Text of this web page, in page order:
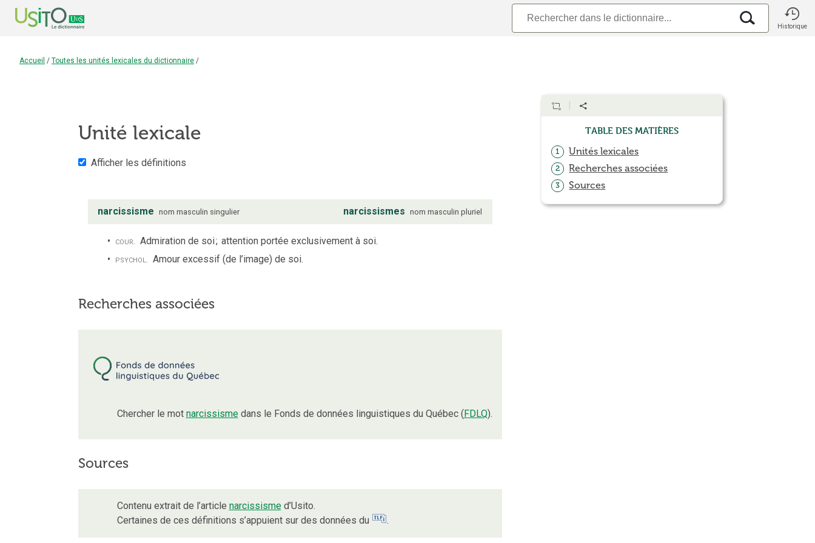
Historique
Accueil / Toutes les unités lexicales du dictionnaire /
Unité lexicale
Afficher les définitions
narcissisme nom masculin singulier narcissismes nom masculin pluriel
cour. Admiration de soi; attention portée exclusivement à soi.
psychol. Amour excessif (de l’image) de soi.
Recherches associées
Chercher le mot narcissismedans le Fonds de données linguistiques du Québec (FDLQ).
Sources
Contenu extrait de l’article narcissismed’Usito.
Certaines de ces définitions s’appuient sur des données du
.
Table des matières
1 Unités lexicales
2 Recherches associées
3 Sources